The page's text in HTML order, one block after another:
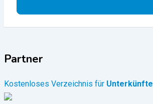
Partner
Kostenloses Verzeichnis für Unterkünfte